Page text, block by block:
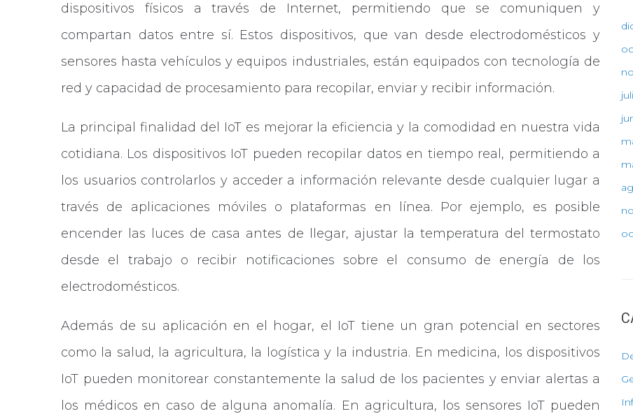
dispositivos físicos a través de Internet, permitiendo que se comuniquen y
compartan datos entre sí. Estos dispositivos, que van desde electrodomésticos y
sensores hasta vehículos y equipos industriales, están equipados con tecnología de
red y capacidad de procesamiento para recopilar, enviar y recibir información.
La principal finalidad del IoT es mejorar la eficiencia y la comodidad en nuestra vida
cotidiana. Los dispositivos IoT pueden recopilar datos en tiempo real, permitiendo a
los usuarios controlarlos y acceder a información relevante desde cualquier lugar a
través de aplicaciones móviles o plataformas en línea. Por ejemplo, es posible
encender las luces de casa antes de llegar, ajustar la temperatura del termostato
desde el trabajo o recibir notificaciones sobre el consumo de energía de los
electrodomésticos.
Además de su aplicación en el hogar, el IoT tiene un gran potencial en sectores
como la salud, la agricultura, la logística y la industria. En medicina, los dispositivos
IoT pueden monitorear constantemente la salud de los pacientes y enviar alertas a
los médicos en caso de alguna anomalía. En agricultura, los sensores IoT pueden